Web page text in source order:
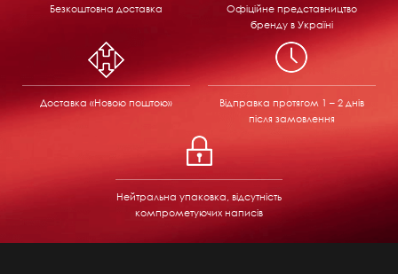
Безкоштовна доставка
Офіційне представництво
бренду в Україні
Доставка «Новою поштою» Відправка протягом 1 – 2 днів
після замовлення
Нейтральна упаковка, відсутність
компрометуючих написів